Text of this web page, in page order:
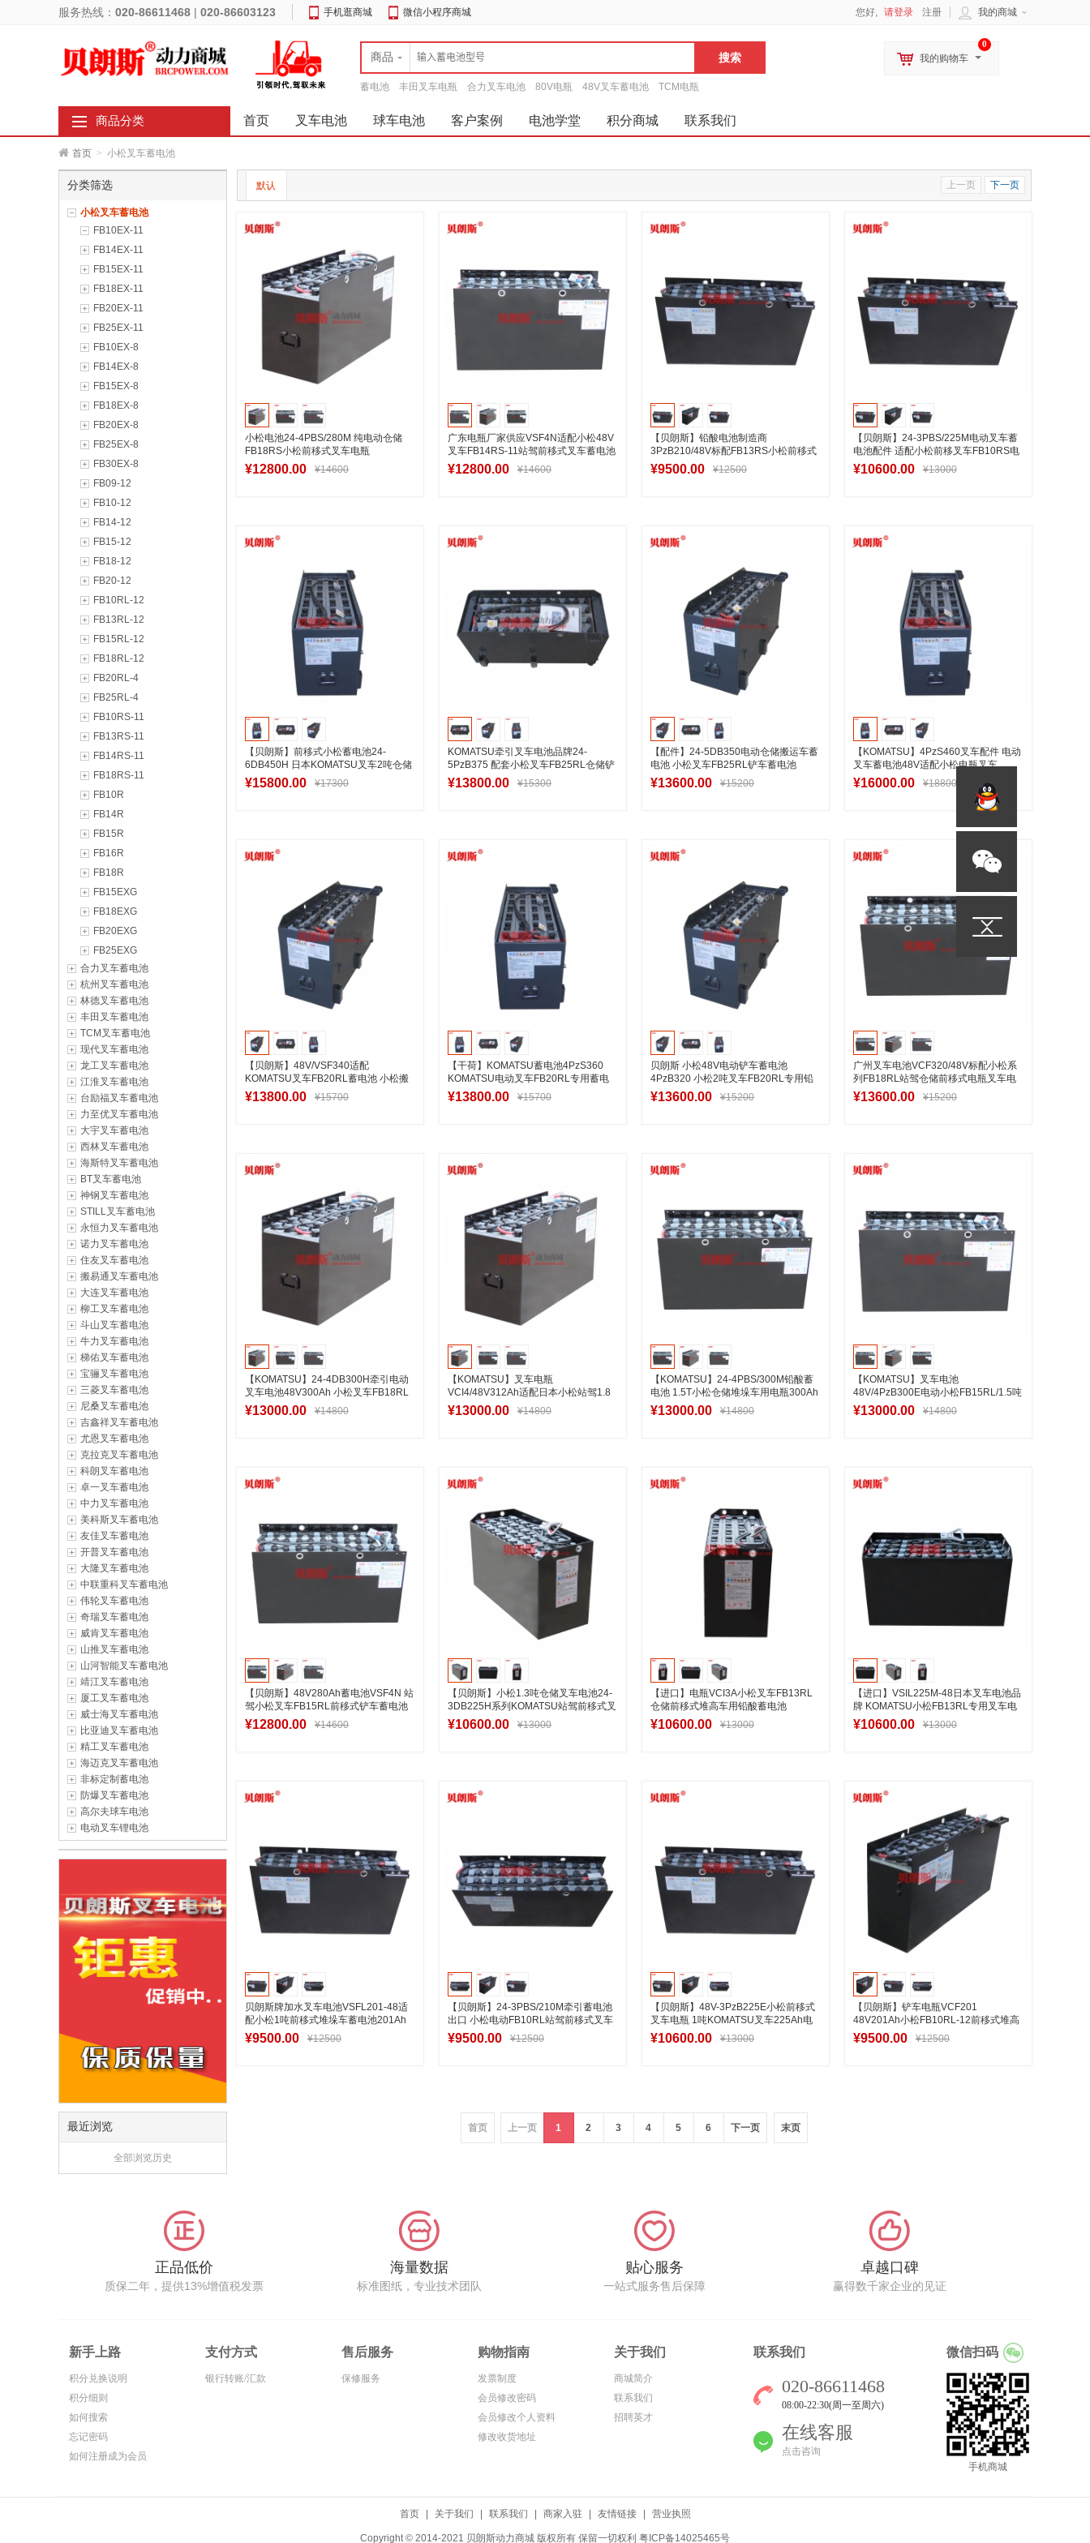
服务热线： 020-86611468 | 020-86603123 手机逛商城 微信小程序商城 我的商城
您好, 请登录 注册
商品
蓄电池 丰田叉车电瓶 合力叉车电池 80V电瓶 48V叉车蓄电池 TCM电瓶
0
我的购物车
商品分类 首页 叉车电池 球车电池 客户案例 电池学堂 积分商城 联系我们
首页 > 小松叉车蓄电池
分类筛选
小松叉车蓄电池
FB10EX-11
FB14EX-11
FB15EX-11
FB18EX-11
FB20EX-11
FB25EX-11
FB10EX-8
FB14EX-8
FB15EX-8
FB18EX-8
FB20EX-8
FB25EX-8
FB30EX-8
FB09-12
FB10-12
FB14-12
FB15-12
FB18-12
FB20-12
FB10RL-12
FB13RL-12
FB15RL-12
FB18RL-12
FB20RL-4
FB25RL-4
FB10RS-11
FB13RS-11
FB14RS-11
FB18RS-11
FB10R
FB14R
FB15R
FB16R
FB18R
FB15EXG
FB18EXG
FB20EXG
FB25EXG
合力叉车蓄电池
杭州叉车蓄电池
林德叉车蓄电池
丰田叉车蓄电池
TCM叉车蓄电池
现代叉车蓄电池
龙工叉车蓄电池
江淮叉车蓄电池
台励福叉车蓄电池
力至优叉车蓄电池
大宇叉车蓄电池
西林叉车蓄电池
海斯特叉车蓄电池
BT叉车蓄电池
神钢叉车蓄电池
STILL叉车蓄电池
永恒力叉车蓄电池
诺力叉车蓄电池
住友叉车蓄电池
搬易通叉车蓄电池
大连叉车蓄电池
柳工叉车蓄电池
斗山叉车蓄电池
牛力叉车蓄电池
梯佑叉车蓄电池
宝骊叉车蓄电池
三菱叉车蓄电池
尼桑叉车蓄电池
吉鑫祥叉车蓄电池
尤恩叉车蓄电池
克拉克叉车蓄电池
科朗叉车蓄电池
卓一叉车蓄电池
中力叉车蓄电池
美科斯叉车蓄电池
友佳叉车蓄电池
开普叉车蓄电池
大隆叉车蓄电池
中联重科叉车蓄电池
伟轮叉车蓄电池
奇瑞叉车蓄电池
威肯叉车蓄电池
山推叉车蓄电池
山河智能叉车蓄电池
靖江叉车蓄电池
厦工叉车蓄电池
威士海叉车蓄电池
比亚迪叉车蓄电池
精工叉车蓄电池
海迈克叉车蓄电池
非标定制蓄电池
防爆叉车蓄电池
高尔夫球车电池
电动叉车锂电池
最近浏览
全部浏览历史
上一页 下一页
默认
小松电池24-4PBS/280M 纯电动仓储
FB18RS小松前移式叉车电瓶
280Ah/48V
¥12800.00 ¥14600
广东电瓶厂家供应VSF4N适配小松48V
叉车FB14RS-11站驾前移式叉车蓄电池
¥12800.00 ¥14600
【贝朗斯】铅酸电池制造商
3PzB210/48V标配FB13RS小松前移式
电瓶叉车电池
¥9500.00 ¥12500
【贝朗斯】24-3PBS/225M电动叉车蓄
电池配件 适配小松前移叉车FB10RS电
池
¥10600.00 ¥13000
【贝朗斯】前移式小松蓄电池24-
6DB450H 日本KOMATSU叉车2吨仓储
铲车蓄电池
¥15800.00 ¥17300
KOMATSU牵引叉车电池品牌24-
5PzB375 配套小松叉车FB25RL仓储铲
车电池48V375
¥13800.00 ¥15300
【配件】24-5DB350电动仓储搬运车蓄
电池 小松叉车FB25RL铲车蓄电池
48V350Ah
¥13600.00 ¥15200
【KOMATSU】4PzS460叉车配件 电动
叉车蓄电池48V适配小松电瓶叉车
FB25RL用电池
¥16000.00 ¥18800
【贝朗斯】48V/VSF340适配
KOMATSU叉车FB20RL蓄电池 小松搬
运叉车电瓶340Ah
¥13800.00 ¥15700
【干荷】KOMATSU蓄电池4PzS360
KOMATSU电动叉车FB20RL专用蓄电
池48V系列
¥13800.00 ¥15700
贝朗斯 小松48V电动铲车蓄电池
4PzB320 小松2吨叉车FB20RL专用铅
酸动力电池
¥13600.00 ¥15200
广州叉车电池VCF320/48V标配小松系
列FB18RL站驾仓储前移式电瓶叉车电
池
¥13600.00 ¥15200
【KOMATSU】24-4DB300H牵引电动
叉车电池48V300Ah 小松叉车FB18RL
铲车电池
¥13000.00 ¥14800
【KOMATSU】叉车电瓶
VCI4/48V312Ah适配日本小松站驾1.8
吨前移式电瓶叉车
¥13000.00 ¥14800
【KOMATSU】24-4PBS/300M铅酸蓄
电池 1.5T小松仓储堆垛车用电瓶300Ah
¥13000.00 ¥14800
【KOMATSU】叉车电池
48V/4PzB300E电动小松FB15RL/1.5吨
前移式车电瓶
¥13000.00 ¥14800
【贝朗斯】48V280Ah蓄电池VSF4N 站
驾小松叉车FB15RL前移式铲车蓄电池
制造
¥12800.00 ¥14600
【贝朗斯】小松1.3吨仓储叉车电池24-
3DB225H系列KOMATSU站驾前移式叉
车电瓶
¥10600.00 ¥13000
【进口】电瓶VCI3A小松叉车FB13RL
仓储前移式堆高车用铅酸蓄电池
48V225Ah
¥10600.00 ¥13000
【进口】VSIL225M-48日本叉车电池品
牌 KOMATSU小松FB13RL专用叉车电
池推荐
¥10600.00 ¥13000
贝朗斯牌加水叉车电池VSFL201-48适
配小松1吨前移式堆垛车蓄电池201Ah
¥9500.00 ¥12500
【贝朗斯】24-3PBS/210M牵引蓄电池
出口 小松电动FB10RL站驾前移式叉车
蓄电池制造商
¥9500.00 ¥12500
【贝朗斯】48V-3PzB225E小松前移式
叉车电瓶 1吨KOMATSU叉车225Ah电
瓶安装图
¥10600.00 ¥13000
【贝朗斯】铲车电瓶VCF201
48V201Ah小松FB10RL-12前移式堆高
车电池
¥9500.00 ¥12500
首页 上一页 1 2 3 4 5 6 下一页 末页
正品低价
质保二年，提供13%增值税发票
海量数据
标准图纸，专业技术团队
贴心服务
一站式服务售后保障
卓越口碑
赢得数千家企业的见证
新手上路
积分兑换说明
积分细则
如何搜索
忘记密码
如何注册成为会员
支付方式
银行转账/汇款
售后服务
保修服务
购物指南
发票制度
会员修改密码
会员修改个人资料
修改收货地址
关于我们
商城简介
联系我们
招聘英才
联系我们
020-86611468
08:00-22:30(周一至周六)
在线客服
点击咨询
微信扫码
手机商城
首页| 关于我们 联系我们 商家入驻 友情链接| 营业执照
Copyright © 2014-2021 贝朗斯动力商城 版权所有 保留一切权利 粤ICP备14025465号